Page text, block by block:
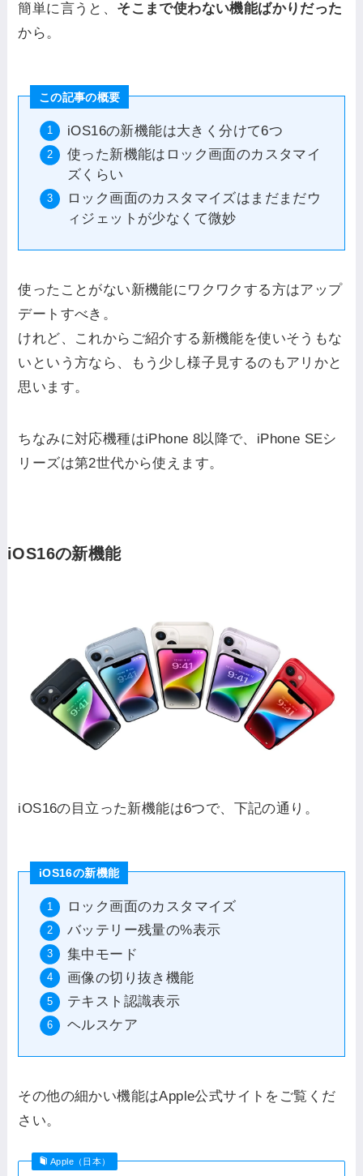
簡単に言うと、 そこまで使わない機能ばかりだった
から。
この記事の概要
iOS16の新機能は大きく分けて6つ
使った新機能はロック画面のカスタマイ
ズくらい
ロック画面のカスタマイズはまだまだウ
ィジェットが少なくて微妙
使ったことがない新機能にワクワクする方はアップ
デートすべき。
けれど、これからご紹介する新機能を使いそうもな
いという方なら、もう少し様子見するのもアリかと
思います。
ちなみに対応機種はiPhone 8以降で、iPhone SEシ
リーズは第2世代から使えます。
iOS16の新機能
iOS16の目立った新機能は6つで、下記の通り。
iOS16の新機能
ロック画面のカスタマイズ
バッテリー残量の%表示
集中モード
画像の切り抜き機能
テキスト認識表示
ヘルスケア
その他の細かい機能はApple公式サイトをご覧くだ
さい。
Apple（日本）